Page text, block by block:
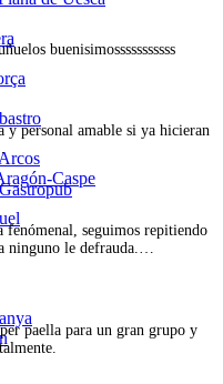
Caspe
buenisimosssssssssss
y personal amable si ya hicieran
seguimos repitiendo
ninguno le defrauda.…
paella para un gran grupo y